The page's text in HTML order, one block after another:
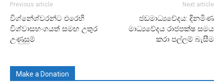
Previous article
විග්නේශ්වරන්ට එරෙහි
විශ්වාසභංගයත් සමඟ උතුර
උණුසුම්
Next article
ජඩමාධ්‍යවේදය: දිනමිණ
‍මාධ්‍යවේදය රාජපක්ෂ සමය
කරා පල්ලම් බැසීම
Make a Donation